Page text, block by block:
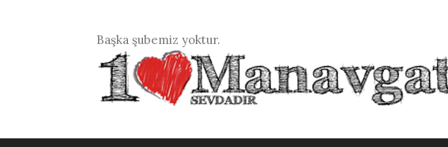
Başka şubemiz yoktur.